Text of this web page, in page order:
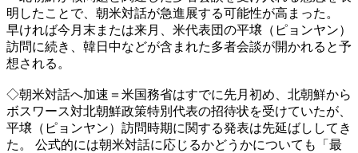
明したことで、朝米対話が急進展する可能性が高まった。
早ければ今月末または来月、米代表団の平壌（ピョンヤン）
訪問に続き、韓日中などが含まれた多者会談が開かれると予
想される。
◇朝米対話へ加速＝米国務省はすでに先月初め、北朝鮮から
ボスワース対北朝鮮政策特別代表の招待状を受けていたが、
平壌（ピョンヤン）訪問時期に関する発表は先延ばししてき
た。 公式的には朝米対話に応じるかどうかについても「最